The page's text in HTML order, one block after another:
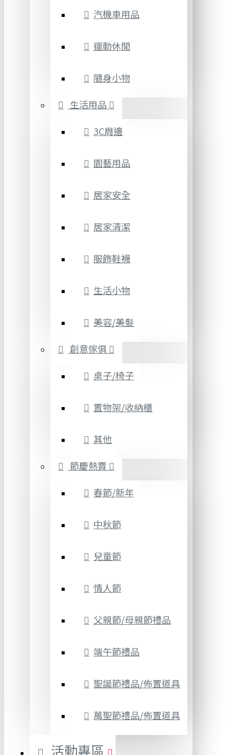
汽機車用品
運動休閒
隨身小物
生活用品
3C周邊
園藝用品
居家安全
居家清潔
服飾鞋襪
生活小物
美容/美髮
創意傢俱
桌子/椅子
置物架/收納櫃
其他
節慶熱賣
春節/新年
中秋節
兒童節
情人節
父親節/母親節禮品
端午節禮品
聖誕節禮品/佈置道具
萬聖節禮品/佈置道具
活動專區